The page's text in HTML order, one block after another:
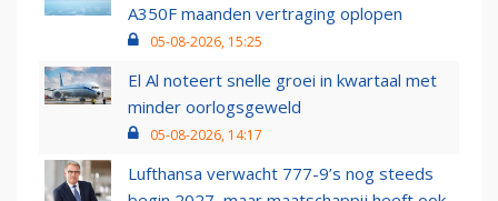
A350F maanden vertraging oplopen
05-08-2026, 15:25
El Al noteert snelle groei in kwartaal met
minder oorlogsgeweld
05-08-2026, 14:17
Lufthansa verwacht 777-9’s nog steeds